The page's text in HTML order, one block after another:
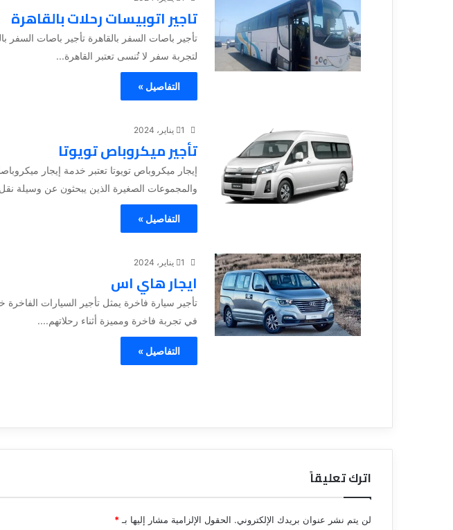
تاجير اتوبيسات رحلات بالقاهرة
تأجير باصات السفر بالقاهرة تأجير باصات السفر
لتجربة سفر لا تُنسى تعتبر القاهرة...
التفاصيل »
1 يناير، 2024
تأجير ميكروباص تويوتا
إيجار ميكروباص تويوتا تعتبر خدمة إيجار
والمجموعات الصغيرة الذين يبحثون عن وسيلة
التفاصيل »
1 يناير، 2024
ايجار هاي اس
تأجير سيارة فاخرة يمثل تأجير السيارات الفاخرة
في تجربة فاخرة ومميزة أثناء رحلاتهم....
التفاصيل »
اترك تعليقاً
لن يتم نشر عنوان بريدك الإلكتروني. الحقول الإلزامية مشار إليها بـ *